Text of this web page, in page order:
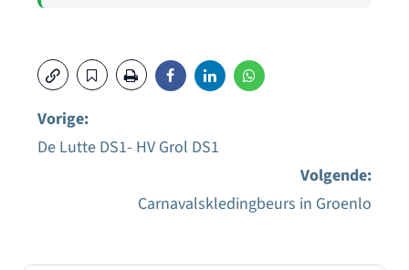
navigatie
Vorige:
De Lutte DS1- HV Grol DS1
Volgende:
Carnavalskledingbeurs in Groenlo